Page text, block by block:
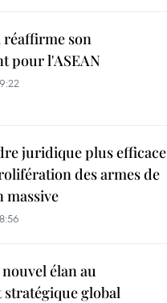
réaffirme son
pour l'ASEAN
juridique plus efficace
des armes de
massive
élan au
global